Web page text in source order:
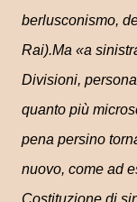
berlusconismo,
Rai).Ma «a
Divisioni,
quanto più
pena persino
nuovo, come ad
Costituzione di